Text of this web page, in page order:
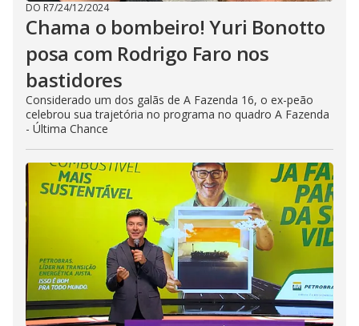
DO R7/24/12/2024
Chama o bombeiro! Yuri Bonotto
posa com Rodrigo Faro nos
bastidores
Considerado um dos galãs de A Fazenda 16, o ex-peão
celebrou sua trajetória no programa no quadro A Fazenda
- Última Chance